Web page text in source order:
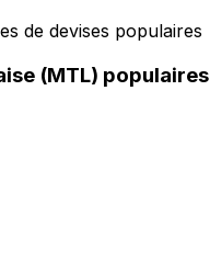
de devises populaires
(MTL) populaires